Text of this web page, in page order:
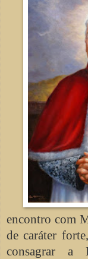
encontro com
de caráter
consagrar a